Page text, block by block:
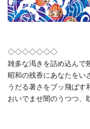
◇◇◇◇◇◇◇
雑多な渇きを詰め込んで
昭和の残香にあなたをい
うだる暑さをブッ飛ばす
おいでませ闇のうつつ、